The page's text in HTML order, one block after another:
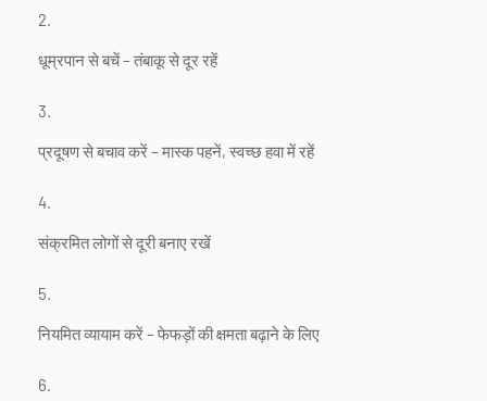
धूम्रपान से बचें – तंबाकू से दूर रहें
प्रदूषण से बचाव करें – मास्क पहनें, स्वच्छ हवा में रहें
संक्रमित लोगों से दूरी बनाए रखें
नियमित व्यायाम करें – फेफड़ों की क्षमता बढ़ाने के लिए